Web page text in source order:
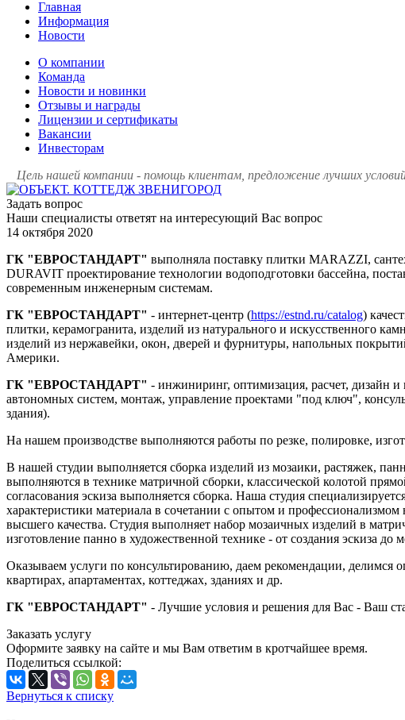
Главная
Информация
Новости
О компании
Команда
Новости и новинки
Отзывы и награды
Лицензии и сертификаты
Вакансии
Инвесторам
Цель нашей компании - помощь клиентам, предложение лучших
Задать вопрос
Наши специалисты ответят на интересующий Вас вопрос
14 октября 2020
ГК "ЕВРОСТАНДАРТ" выполняла поставку плитки MARAZZI,
DURAVIT проектирование технологии водоподготовки бассейна,
современным инженерным системам.
ГК "ЕВРОСТАНДАРТ" - интернет-центр (https://estnd.ru/catalog)
плитки, керамогранита, изделий из натурального и искусственного
изделий из нержавейки, окон, дверей и фурнитуры, напольных
Америки.
ГК "ЕВРОСТАНДАРТ" - инжиниринг, оптимизация, расчет, дизайн
автономных систем, монтаж, управление проектами "под ключ",
здания).
На нашем производстве выполняются работы по резке, полировке,
В нашей студии выполняется сборка изделий из мозаики, растяжек,
выполняются в технике матричной сборки, классической колотой
согласования эскиза выполняется сборка. Наша студия
характеристики материала в сочетании с опытом и
высшего качества. Студия выполняет набор мозаичных изделий в
изготовление панно в художественной технике - от создания эскиза
Оказываем услуги по консультированию, даем рекомендации, делимся
квартирах, апартаментах, коттеджах, зданиях и др.
ГК "ЕВРОСТАНДАРТ" - Лучшие условия и решения для Вас - Ваш
Заказать услугу
Оформите заявку на сайте и мы Вам ответим в кротчайшее время.
Поделиться ссылкой:
Вернуться к списку